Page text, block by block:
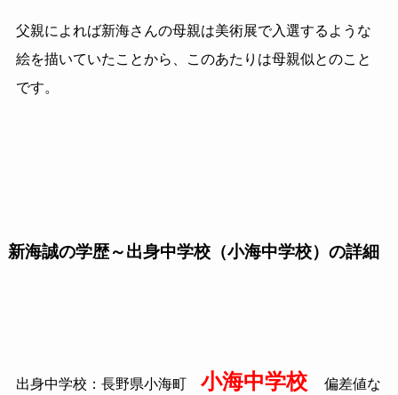
父親によれば新海さんの母親は美術展で入選するような
絵を描いていたことから、このあたりは母親似とのこと
です。
新海誠の学歴～出身中学校（小海中学校）の詳細
出身中学校：長野県小海町 小海中学校 偏差値な